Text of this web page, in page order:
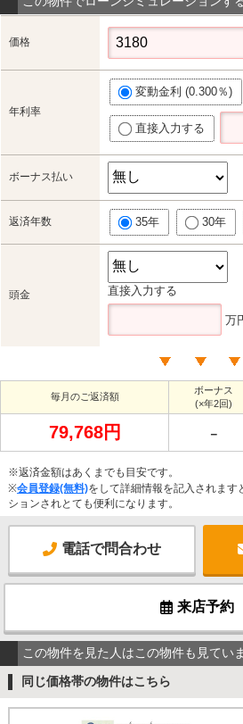
価格
年利率
変動金利 (0.300％)
直接入力する
ボーナス払い
返済年数 35年 30年
頭金 直接入力する
万
毎月のご返済額
ボーナス
(×年2回)
79,768円 －
※返済金額はあくまでも目安です。
※会員登録(無料)をして詳細情報を記入されます
ションされとても便利になります。
電話で問合わせ
来店予約
この物件を見た人はこの物件も見てい
同じ価格帯の物件はこちら